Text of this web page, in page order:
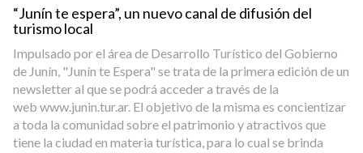
“Junín te espera”, un nuevo canal de difusión del
turismo local
Impulsado por el área de Desarrollo Turístico del Gobierno
de Junín, "Junín te Espera" se trata de la primera edición de un
newsletter al que se podrá acceder a través de la
web www.junin.tur.ar. El objetivo de la misma es concientizar
a toda la comunidad sobre el patrimonio y atractivos que
tiene la ciudad en materia turística, para lo cual se brinda